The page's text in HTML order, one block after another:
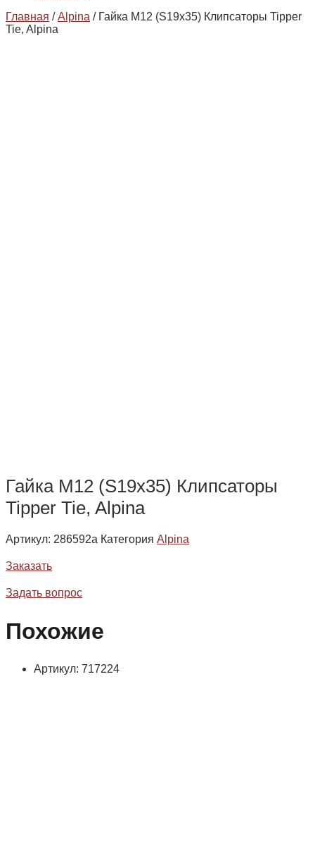
Главная /Alpina / Гайка М12 (S19х35) Клипсаторы Tipper
Tie, Alpina
Гайка М12 (S19х35) Клипсаторы
Tipper Tie, Alpina
Артикул: 286592a Категория Alpina
Заказать
Задать вопрос
Похожие
Артикул: 717224